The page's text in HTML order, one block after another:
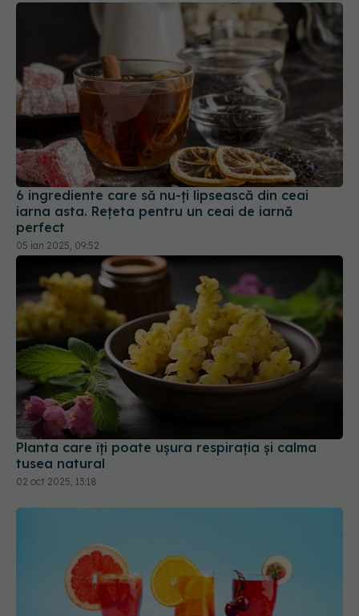
6 ingrediente care să nu-ți lipsească din ceai
iarna asta. Rețeta pentru un ceai de iarnă
perfect
05 ian 2025, 09:52
Planta care îți poate ușura respirația și calma
tusea natural
02 oct 2025, 13:18